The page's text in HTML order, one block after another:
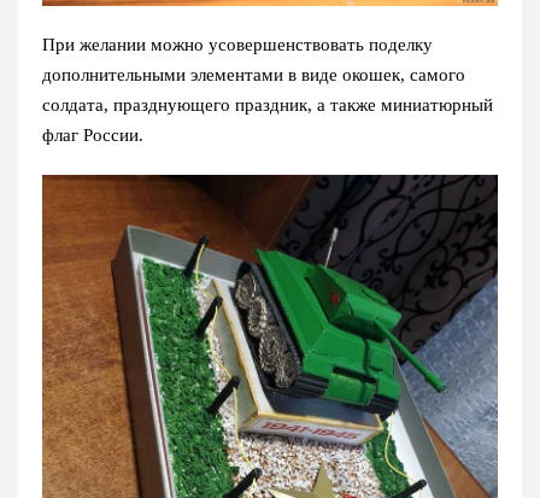
При желании можно усовершенствовать поделку
дополнительными элементами в виде окошек, самого
солдата, празднующего праздник, а также миниатюрный
флаг России.